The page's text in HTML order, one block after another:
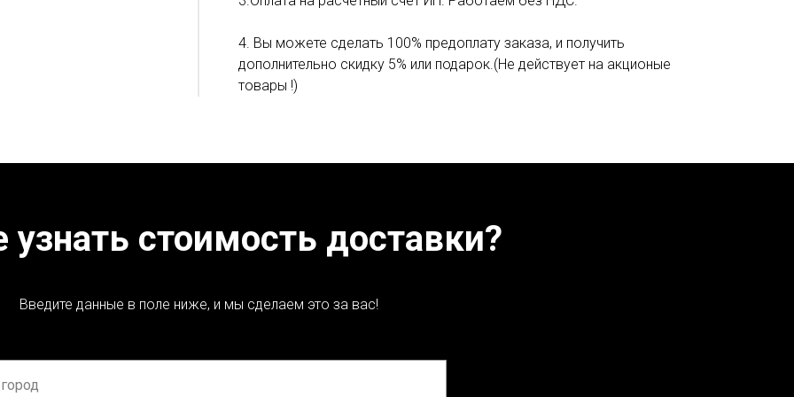
4. Вы можете сделать 100% предоплату заказа, и получить
дополнительно скидку 5% или подарок.(Не действует на акционые
товары !)
узнать стоимость доставки?
Введите данные в поле ниже, и мы сделаем это за вас!